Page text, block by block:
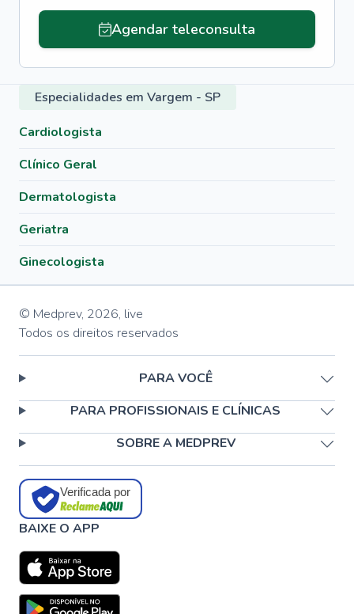
Agendar teleconsulta
Especialidades em Vargem - SP
Cardiologista
Clínico Geral
Dermatologista
Geriatra
Ginecologista
© Medprev, 2026, live
Todos os direitos reservados
PARA VOCÊ
PARA PROFISSIONAIS E CLÍNICAS
SOBRE A MEDPREV
Verificada por
BAIXE O APP